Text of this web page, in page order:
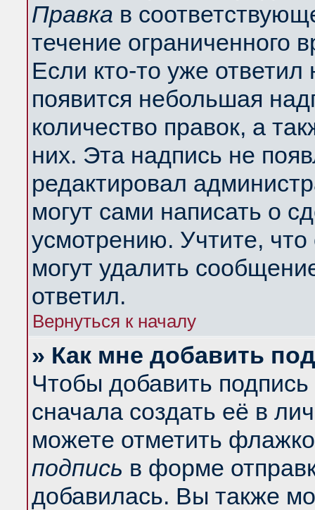
Правка в
течение ограниченного
Если кто-то уже
появится небольшая
количество правок, а
них. Эта надпись не
редактировал
могут сами написать о
усмотрению. Учтите,
могут удалить
ответил.
Вернуться к началу
» Как мне добавить
Чтобы добавить
сначала создать её в
можете отметить
подпись в форме
добавилась. Вы также